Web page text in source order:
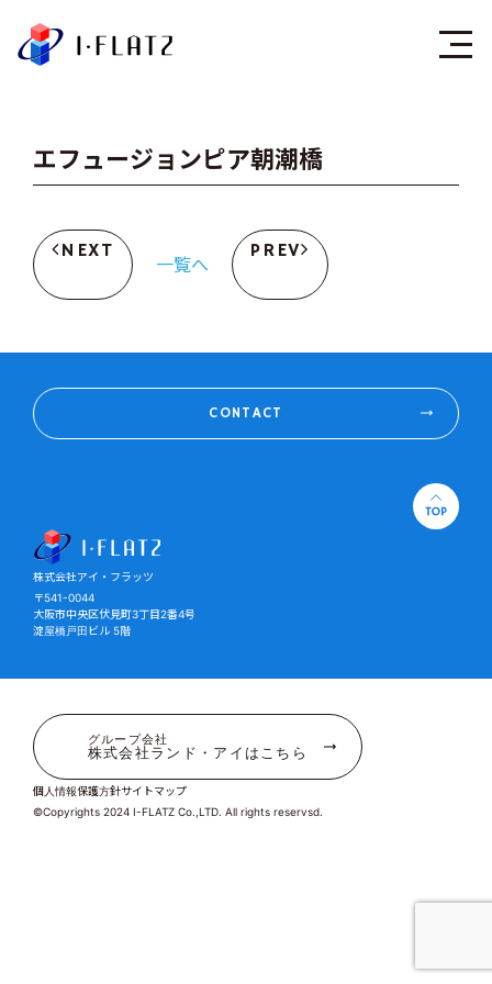
エフュージョンピア朝潮橋
NEXT
一覧へ
PREV
株式会社アイ・フラッツ
〒541-0044
大阪市中央区伏見町3丁目2番4号
淀屋橋戸田ビル 5階
CONTACT
グループ会社
株式会社ランド・アイはこちら
個人情報保護方針サイトマップ
©Copyrights 2024 I-FLATZ Co.,LTD. All rights reservsd.